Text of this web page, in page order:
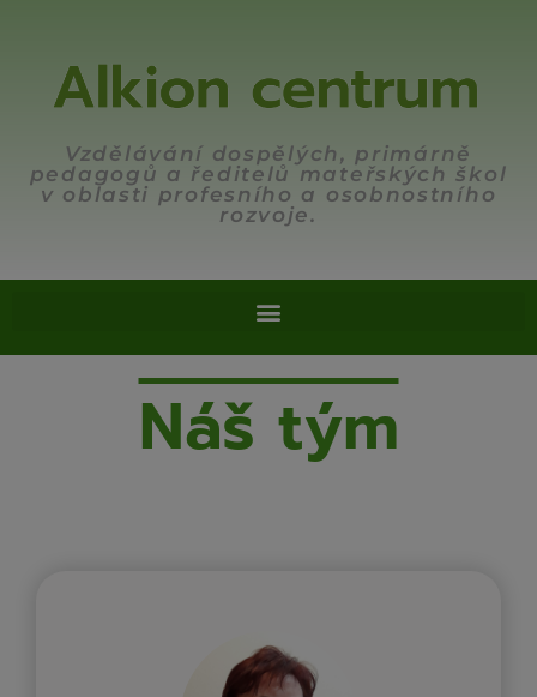
Vzdělávání dospělých, primárně
pedagogů a ředitelů mateřských škol
v oblasti profesního a osobnostního
rozvoje.
Náš tým